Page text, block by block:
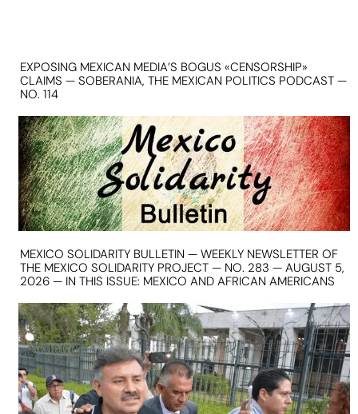
EXPOSING MEXICAN MEDIA’S BOGUS «CENSORSHIP»
CLAIMS — SOBERANIA, THE MEXICAN POLITICS PODCAST —
NO. 114
MEXICO SOLIDARITY BULLETIN — WEEKLY NEWSLETTER OF
THE MEXICO SOLIDARITY PROJECT — NO. 283 — AUGUST 5,
2026 — IN THIS ISSUE: MEXICO AND AFRICAN AMERICANS